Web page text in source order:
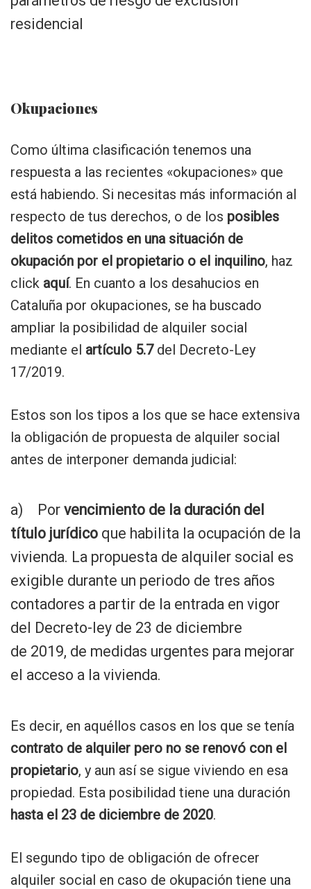
residencial
Okupaciones
Como última clasificación tenemos una
respuesta a las recientes «okupaciones» que
está habiendo. Si necesitas más información al
respecto de tus derechos, o de los posibles
delitos cometidos en una situación de
okupación por el propietario o el inquilino, haz
click aquí. En cuanto a los desahucios en
Cataluña por okupaciones, se ha buscado
ampliar la posibilidad de alquiler social
mediante el artículo 5.7 del Decreto-Ley
17/2019.
Estos son los tipos a los que se hace extensiva
la obligación de propuesta de alquiler social
antes de interponer demanda judicial:
a) Por vencimiento de la duración del
título jurídico que habilita la ocupación de la
vivienda. La propuesta de alquiler social es
exigible durante un periodo de tres años
contadores a partir de la entrada en vigor
del Decreto-ley de 23 de diciembre
de 2019, de medidas urgentes para mejorar
el acceso a la vivienda.
Es decir, en aquéllos casos en los que se tenía
contrato de alquiler pero no se renovó con el
propietario, y aun así se sigue viviendo en esa
propiedad. Esta posibilidad tiene una duración
hasta el 23 de diciembre de 2020.
El segundo tipo de obligación de ofrecer
alquiler social en caso de okupación tiene una